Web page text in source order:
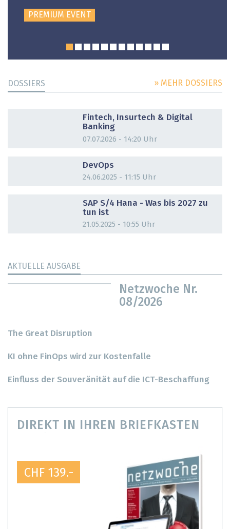
PREMIUM EVENT
DOSSIERS » MEHR DOSSIERS
Fintech, Insurtech & Digital
Banking
07.07.2026 - 14:20 Uhr
DevOps
24.06.2025 - 11:15 Uhr
SAP S/4 Hana - Was bis 2027 zu
tun ist
21.05.2025 - 10:55 Uhr
AKTUELLE AUSGABE
Netzwoche Nr.
08/2026
The Great Disruption
KI ohne FinOps wird zur Kostenfalle
Einfluss der Souveränität auf die ICT-Beschaffung
DIREKT IN IHREN BRIEFKASTEN
CHF 139.-